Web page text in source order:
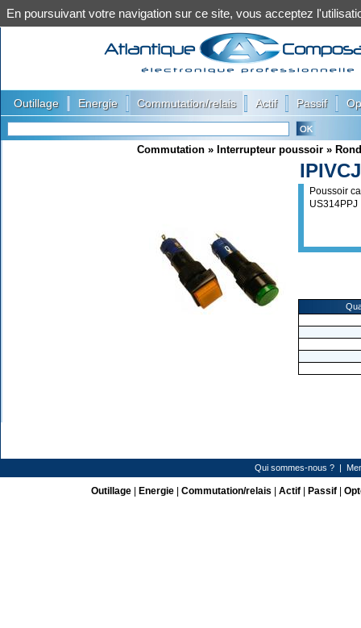
Outillage Energie Commutation/relais Actif Passif
Commutation » Interrupteur poussoir »
IPIVCJ
Poussoir
US314PPJ
Qui sommes-nous ?|
Outillage| Energie| Commutation/relais Actif| Passif|
En poursuivant votre navigation sur ce site, vous acceptez